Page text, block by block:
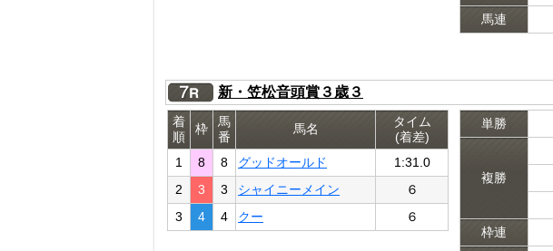
馬連
新・笠松音頭賞３歳３
着
順
枠
馬
番
馬名
タイム
(着差)
1
8 8 グッドオールド
1:31.0
2
3 3 シャイニーメイン
６
3
4 4 クー ６
単勝
複勝
枠連